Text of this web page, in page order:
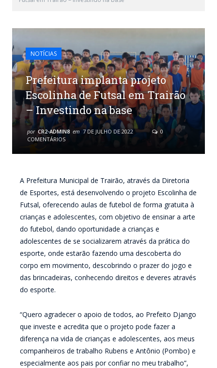
NOTÍCIAS
Prefeitura implanta projeto
Escolinha de Futsal em Trairão
– Investindo na base
por CR2-ADMIN8 em 7 DE JULHO DE 2022
0
COMENTÁRIOS
A Prefeitura Municipal de Trairão, através da Diretoria
de Esportes, está desenvolvendo o projeto Escolinha de
Futsal, oferecendo aulas de futebol de forma gratuita à
crianças e adolescentes, com objetivo de ensinar a arte
do futebol, dando oportunidade a crianças e
adolescentes de se socializarem através da prática do
esporte, onde estarão fazendo uma descoberta do
corpo em movimento, descobrindo o prazer do jogo e
das brincadeiras, conhecendo direitos e deveres através
do esporte.
“Quero agradecer o apoio de todos, ao Prefeito Django
que investe e acredita que o projeto pode fazer a
diferença na vida de crianças e adolescentes, aos meus
companheiros de trabalho Rubens e Antônio (Pombo) e
especialmente aos pais por confiar no meu trabalho”,